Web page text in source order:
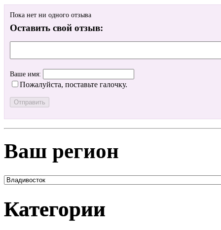
Пока нет ни одного отзыва
Оставить свой отзыв:
Ваше имя:
Пожалуйста, поставьте галочку.
Ваш регион
Категории